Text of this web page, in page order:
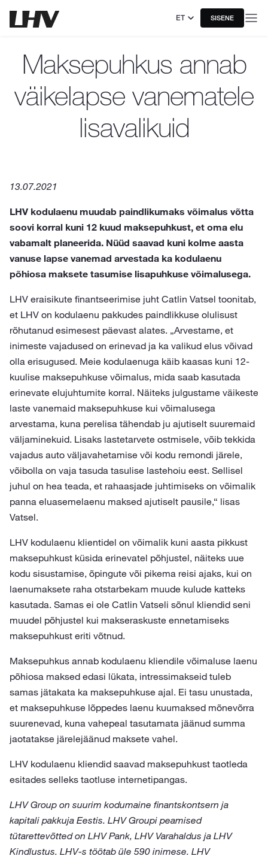
ET SISENE
Maksepuhkus annab
väikelapse vanematele
lisavalikuid
13.07.2021
LHV kodulaenu muudab paindlikumaks võimalus võtta
soovi korral kuni 12 kuud maksepuhkust, et oma elu
vabamalt planeerida. Nüüd saavad kuni kolme aasta
vanuse lapse vanemad arvestada ka kodulaenu
põhiosa maksete tasumise lisapuhkuse võimalusega.
LHV eraisikute finantseerimise juht Catlin Vatsel toonitab,
et LHV on kodulaenu pakkudes paindlikkuse olulisust
rõhutanud esimesest päevast alates. „Arvestame, et
inimeste vajadused on erinevad ja ka valikud elus võivad
olla erisugused. Meie kodulaenuga käib kaasas kuni 12-
kuulise maksepuhkuse võimalus, mida saab kasutada
erinevate elujuhtumite korral. Näiteks julgustame väikeste
laste vanemaid maksepuhkuse kui võimalusega
arvestama, kuna perelisa tähendab ju ajutiselt suuremaid
väljaminekuid. Lisaks lastetarvete ostmisele, võib tekkida
vajadus auto väljavahetamise või kodu remondi järele,
võibolla on vaja tasuda tasulise lastehoiu eest. Sellisel
juhul on hea teada, et rahaasjade juhtimiseks on võimalik
panna eluasemelaenu maksed ajutiselt pausile,“ lisas
Vatsel.
LHV kodulaenu klientidel on võimalik kuni aasta pikkust
maksepuhkust küsida erinevatel põhjustel, näiteks uue
kodu sisustamise, õpingute või pikema reisi ajaks, kui on
laenumaksete raha otstarbekam muude kulude katteks
kasutada. Samas ei ole Catlin Vatseli sõnul kliendid seni
muudel põhjustel kui makseraskuste ennetamiseks
maksepuhkust eriti võtnud.
Maksepuhkus annab kodulaenu kliendile võimaluse laenu
põhiosa maksed edasi lükata, intressimakseid tuleb
samas jätakata ka maksepuhkuse ajal. Ei tasu unustada,
et maksepuhkuse lõppedes laenu kuumaksed mõnevõrra
suurenevad, kuna vahepeal tasutamata jäänud summa
jaotatakse järelejäänud maksete vahel.
LHV kodulaenu kliendid saavad maksepuhkust taotleda
esitades selleks taotluse internetipangas.
LHV Group on suurim kodumaine finantskontsern ja
kapitali pakkuja Eestis. LHV Groupi peamised
tütarettevõtted on LHV Pank, LHV Varahaldus ja LHV
Kindlustus. LHV-s töötab üle 590 inimese. LHV